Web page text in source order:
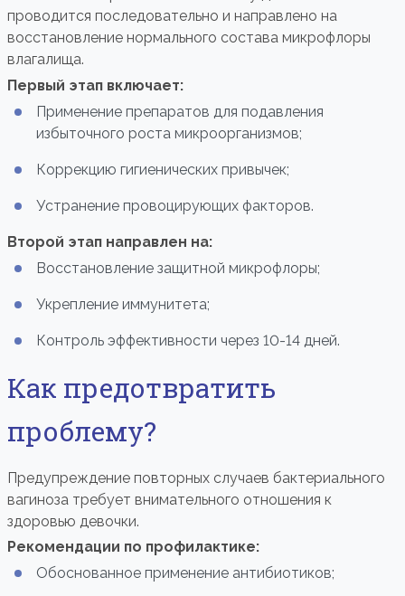
проводится последовательно и направлено на
восстановление нормального состава микрофлоры
влагалища.
Первый этап включает:
Применение препаратов для подавления
избыточного роста микроорганизмов;
Коррекцию гигиенических привычек;
Устранение провоцирующих факторов.
Второй этап направлен на:
Восстановление защитной микрофлоры;
Укрепление иммунитета;
Контроль эффективности через 10-14 дней.
Как предотвратить
проблему?
Предупреждение повторных случаев бактериального
вагиноза требует внимательного отношения к
здоровью девочки.
Рекомендации по профилактике:
Обоснованное применение антибиотиков;